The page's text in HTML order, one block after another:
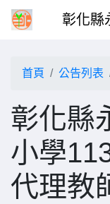
彰化縣
首頁 公告列表
彰化縣
小學
代理教